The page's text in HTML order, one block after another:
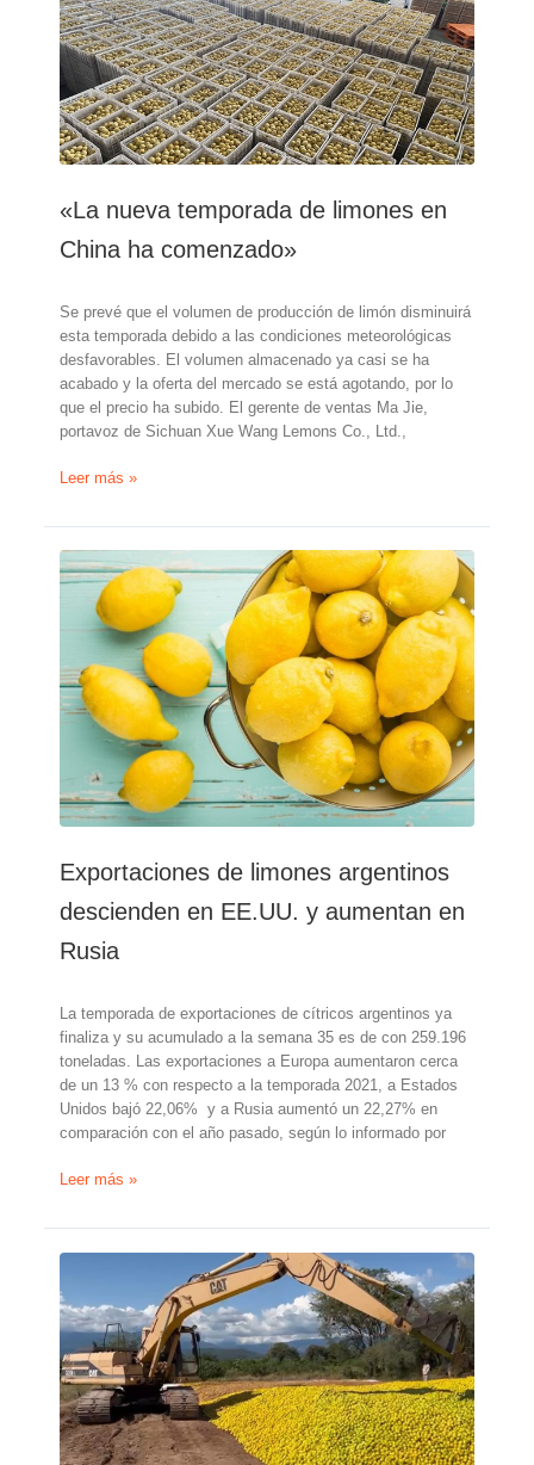
«Ha
sido
un
verano
nefasto
para
los
«La nueva temporada de limones en
China ha comenzado»
Se prevé que el volumen de producción de limón disminuirá
esta temporada debido a las condiciones meteorológicas
desfavorables. El volumen almacenado ya casi se ha
acabado y la oferta del mercado se está agotando, por lo
que el precio ha subido. El gerente de ventas Ma Jie,
portavoz de Sichuan Xue Wang Lemons Co., Ltd.,
«La
temporada
de
limones
China
comenzado»
Leer más »
Exportaciones de limones argentinos
descienden en EE.UU. y aumentan en
Rusia
La temporada de exportaciones de cítricos argentinos ya
finaliza y su acumulado a la semana 35 es de con 259.196
toneladas. Las exportaciones a Europa aumentaron cerca
de un 13 % con respecto a la temporada 2021, a Estados
Unidos bajó 22,06% y a Rusia aumentó un 22,27% en
comparación con el año pasado, según lo informado por
Exportaciones
limones
argentinos
en
EE.UU.
aumentan
en
Rusia
Leer más »